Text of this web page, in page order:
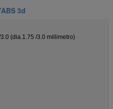
3d
(dia.1.75 /3.0 millimetro)